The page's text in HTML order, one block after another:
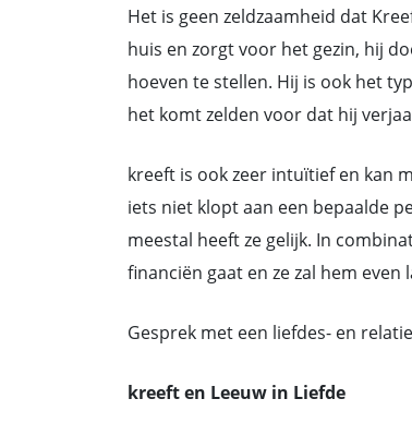
Het is geen zeldzaamheid dat
huis en zorgt voor het gezin, hij
hoeven te stellen. Hij is ook het
het komt zelden voor dat hij
kreeft is ook zeer intuïtief en kan
iets niet klopt aan een bepaalde
meestal heeft ze gelijk. In
financiën gaat en ze zal hem
Gesprek met een liefdes- en
kreeft en Leeuw in Liefde